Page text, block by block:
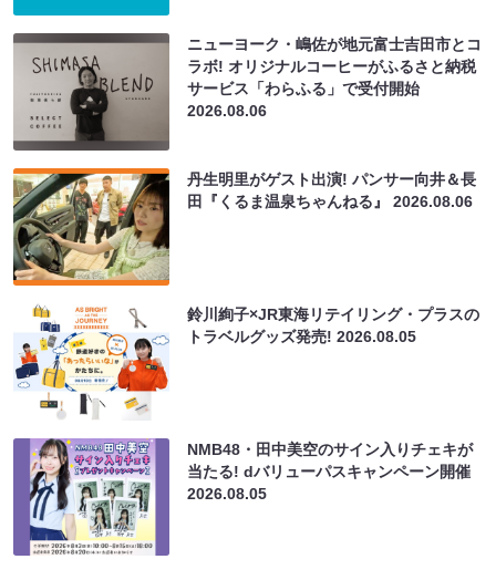
ニューヨーク・嶋佐が地元富士吉田市とコ
ラボ! オリジナルコーヒーがふるさと納税
サービス「わらふる」で受付開始
2026.08.06
丹生明里がゲスト出演! パンサー向井＆長
田『くるま温泉ちゃんねる』2026.08.06
鈴川絢子×JR東海リテイリング・プラスの
トラベルグッズ発売!2026.08.05
NMB48・田中美空のサイン入りチェキが
当たる! dバリューパスキャンペーン開催
2026.08.05